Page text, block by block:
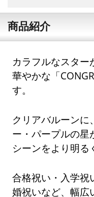
商品紹介
カラフルなスタ
華やかな「
す。
クリアバルーンに
ー・パープルの星
シーンをより明る
合格祝い・入学祝
婚祝いなど、幅広